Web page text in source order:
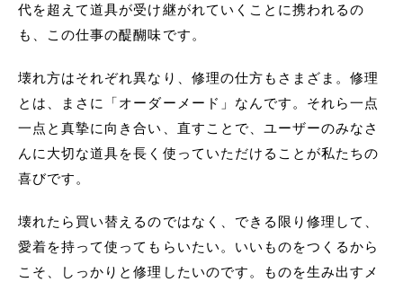
代を超えて道具が受け継がれていくことに携われるの
も、この仕事の醍醐味です。
壊れ方はそれぞれ異なり、修理の仕方もさまざま。修理
とは、まさに「オーダーメード」なんです。それら一点
一点と真摯に向き合い、直すことで、ユーザーのみなさ
んに大切な道具を長く使っていただけることが私たちの
喜びです。
壊れたら買い替えるのではなく、できる限り修理して、
愛着を持って使ってもらいたい。いいものをつくるから
こそ、しっかりと修理したいのです。ものを生み出すメ